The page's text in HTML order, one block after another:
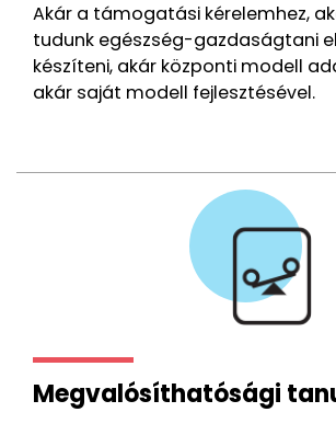
Akár a támogatási kérelemhez,
tudunk egészség-gazdaságtani
készíteni, akár központi modell
akár saját modell fejlesztésével.
Megvalósíthatósági